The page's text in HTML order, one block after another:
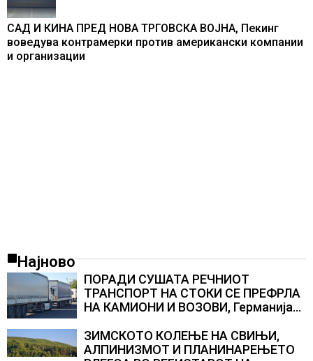
САД И КИНА ПРЕД НОВА ТРГОВСКА ВОЈНА, Пекинг
воведува контрамерки против американски компании
и организации
Најново
ПОРАДИ СУШАТА РЕЧНИОТ
ТРАНСПОРТ НА СТОКИ СЕ ПРЕФРЛА
НА КАМИОНИ И ВОЗОВИ, Германија
камионџиите да возат и во недела
ЗИМСКОТО КОЛЕЊЕ НА СВИЊИ,
АЛПИНИЗМОТ И ПЛАНИНАРЕЊЕТО